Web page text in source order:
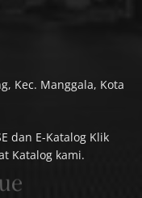
Kec. Manggala, Kota
dan E-Katalog Klik
Katalog kami.